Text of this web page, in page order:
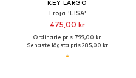
KEY LARGO
Tröja 'LISA'
475,00 kr
Ordinarie pris: 799,00 kr
Senaste lägsta pris:285,00 kr